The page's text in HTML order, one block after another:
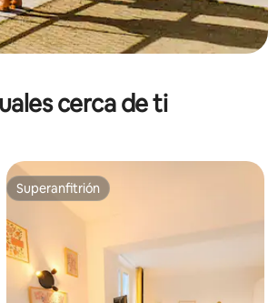
cerca de ti
Superanfitrión
Superanfitrión